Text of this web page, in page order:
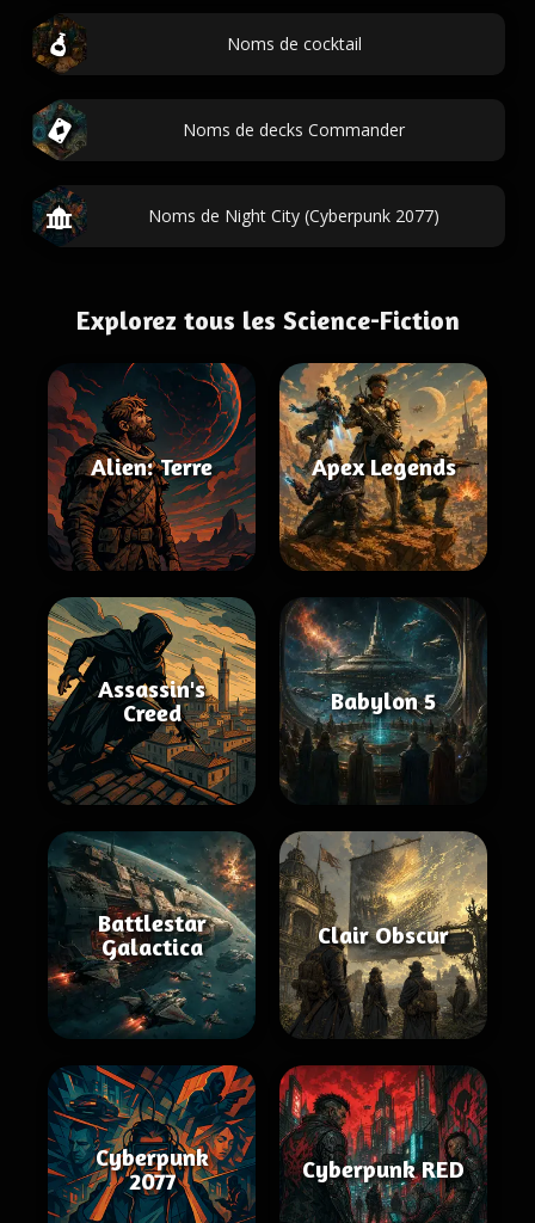
Noms de cocktail
Noms de decks Commander
Noms de Night City (Cyberpunk 2077)
Explorez tous les Science-Fiction
Alien: Terre Apex Legends
Assassin's
Creed
Babylon 5
Battlestar
Galactica
Clair Obscur
Cyberpunk
2077
Cyberpunk RED